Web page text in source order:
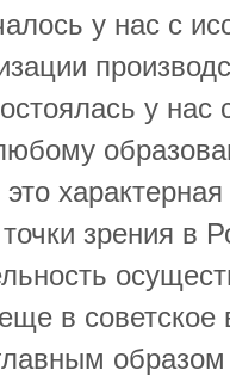
у нас с
у нас
зрения в
в